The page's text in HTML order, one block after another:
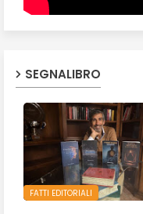
SEGNALIBRO
FATTI EDITORIALI